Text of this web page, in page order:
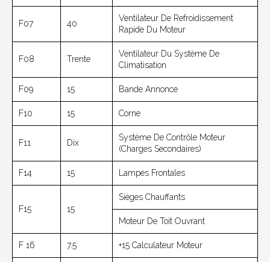
F07 40
Ventilateur De Refroidissement
Rapide Du Moteur
F08 Trente
Ventilateur Du Système De
Climatisation
F09 15 Bande Annonce
F10 15 Corne
F11 Dix
Système De Contrôle Moteur
(charges Secondaires)
F14 15 Lampes Frontales
F15 15
Sièges Chauffants
Moteur De Toit Ouvrant
F 16 7.5 +15 Calculateur Moteur